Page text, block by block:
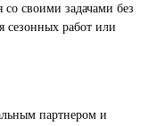
своими задачами без
сезонных работ или
партнером и